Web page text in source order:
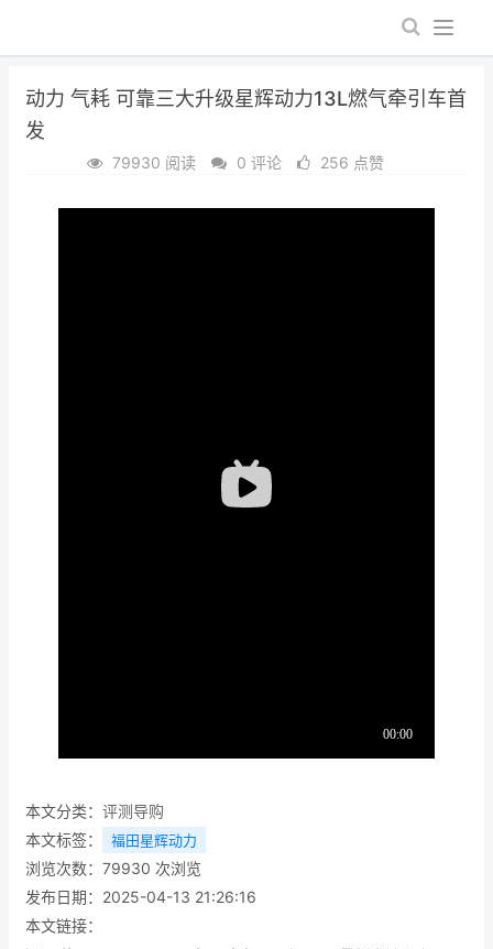
动力 气耗 可靠三大升级星辉动力13L燃气牵引车首
发
79930 阅读 0 评论 256 点赞
本文分类： 评测导购
本文标签：
福田星辉动力
浏览次数： 79930 次浏览
发布日期：2025-04-13 21:26:16
本文链接：